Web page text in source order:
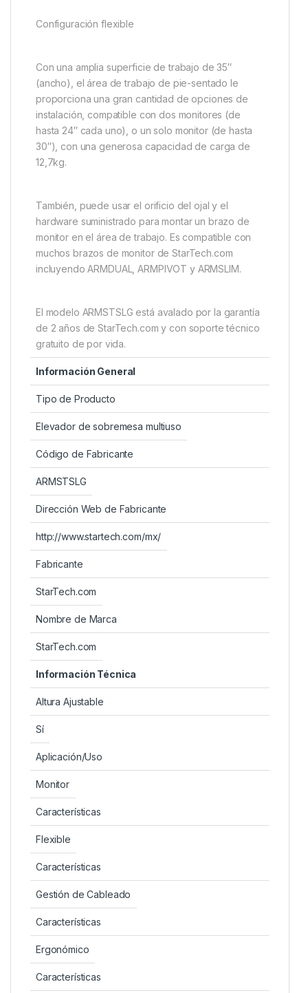
Configuración flexible
Con una amplia superficie de trabajo de 35″
(ancho), el área de trabajo de pie-sentado le
proporciona una gran cantidad de opciones de
instalación, compatible con dos monitores (de
hasta 24″ cada uno), o un solo monitor (de hasta
30″), con una generosa capacidad de carga de
12,7kg.
También, puede usar el orificio del ojal y el
hardware suministrado para montar un brazo de
monitor en el área de trabajo. Es compatible con
muchos brazos de monitor de StarTech.com
incluyendo ARMDUAL, ARMPIVOT y ARMSLIM.
El modelo ARMSTSLG está avalado por la garantía
de 2 años de StarTech.com y con soporte técnico
gratuito de por vida.
Información General
Tipo de Producto
Elevador de sobremesa multiuso
Código de Fabricante
ARMSTSLG
Dirección Web de Fabricante
http://www.startech.com/mx/
Fabricante
StarTech.com
Nombre de Marca
StarTech.com
Información Técnica
Altura Ajustable
Sí
Aplicación/Uso
Monitor
Características
Flexible
Características
Gestión de Cableado
Características
Ergonómico
Características